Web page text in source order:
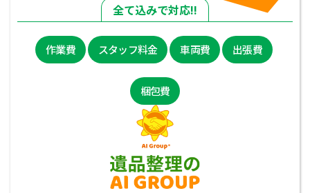
全て込みで対応!!
作業費 スタッフ料金 車両費 出張費
梱包費